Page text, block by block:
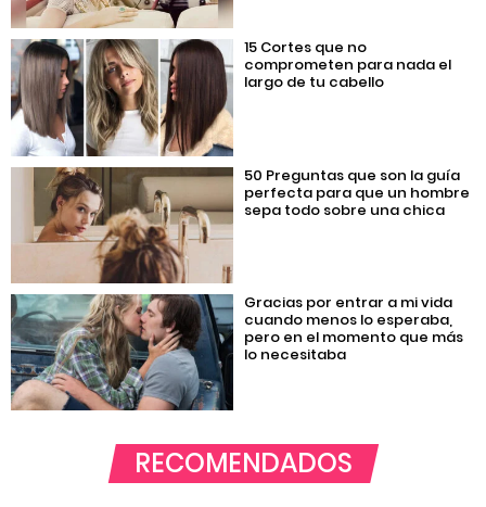
15 Cortes que no
comprometen para nada el
largo de tu cabello
50 Preguntas que son la guía
perfecta para que un hombre
sepa todo sobre una chica
Gracias por entrar a mi vida
cuando menos lo esperaba,
pero en el momento que más
lo necesitaba
RECOMENDADOS